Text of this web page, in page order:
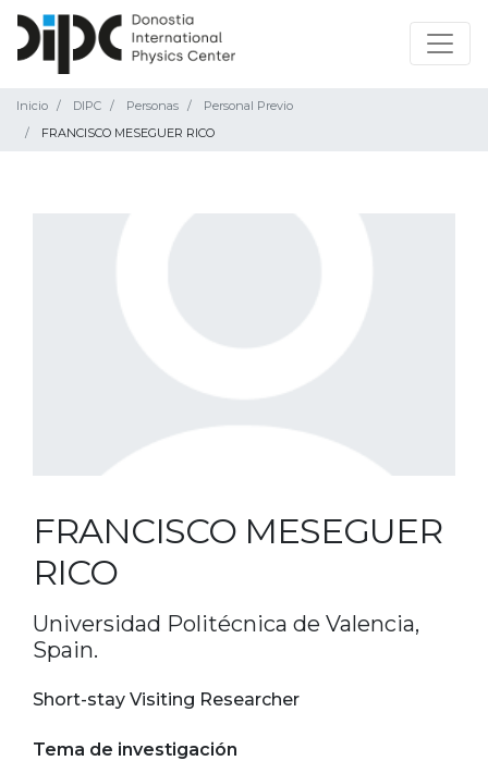
Inicio DIPC Personas
Personal Previo
FRANCISCO MESEGUER RICO
FRANCISCO MESEGUER
RICO
Universidad Politécnica de Valencia,
Spain.
Short-stay Visiting Researcher
Tema de investigación